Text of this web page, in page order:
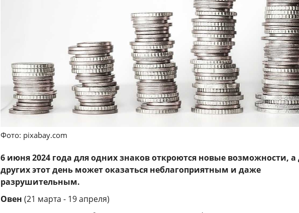
Фото: pixabay.com
6 июня 2024 года для одних знаков откроются новые возможности, а
других этот день может оказаться неблагоприятным и даже
разрушительным.
Овен (21 марта - 19 апреля)